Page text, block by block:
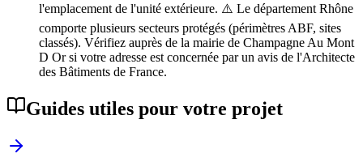
l'emplacement de l'unité extérieure. ⚠️ Le département Rhône
comporte plusieurs secteurs protégés (périmètres ABF, sites
classés). Vérifiez auprès de la mairie de Champagne Au Mont
D Or si votre adresse est concernée par un avis de l'Architecte
des Bâtiments de France.
Guides utiles pour votre projet